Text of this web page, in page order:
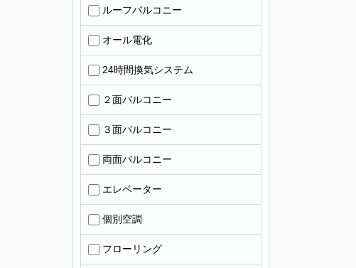
ルーフバルコニー
オール電化
24時間換気システム
２面バルコニー
３面バルコニー
両面バルコニー
エレベーター
個別空調
フローリング